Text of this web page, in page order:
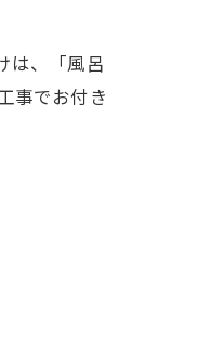
は、「風呂
事でお付き